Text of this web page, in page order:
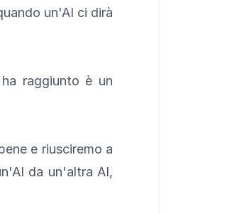
un'AI ci dirà
raggiunto è un
e riusciremo a
da un'altra AI,